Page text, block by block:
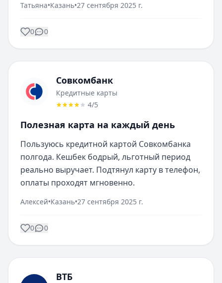
Татьяна•Казань•27 сентября 2025 г.
0 0
Совкомбанк
Кредитные карты
4/5
Полезная карта на каждый день
Пользуюсь кредитной картой Совкомбанка
полгода. Кешбек бодрый, льготный период
реально выручает. Подтянул карту в телефон,
оплаты проходят мгновенно.
Алексей•Казань•27 сентября 2025 г.
0 0
ВТБ